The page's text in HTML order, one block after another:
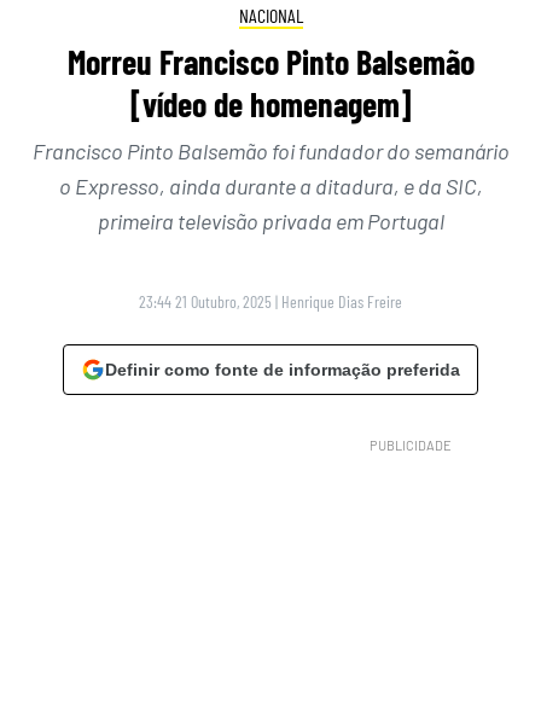
NACIONAL
Morreu Francisco Pinto Balsemão
[vídeo de homenagem]
Francisco Pinto Balsemão foi fundador do semanário
o Expresso, ainda durante a ditadura, e da SIC,
primeira televisão privada em Portugal
23:44 21 Outubro, 2025 | Henrique Dias Freire
Definir como fonte de informação preferida